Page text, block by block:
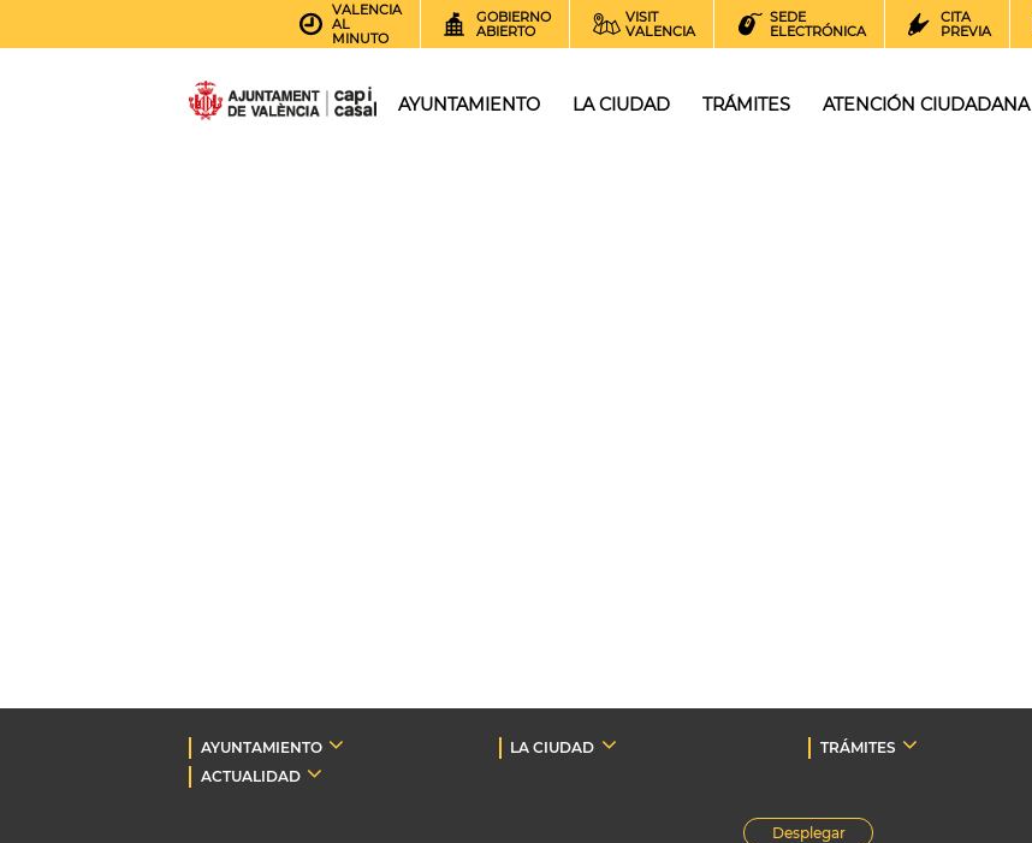
VALENCIA
AL
MINUTO
GOBIERNO
ABIERTO
VISIT
VALENCIA
SEDE
ELECTRÓNICA
CITA
PREVIA
AYUNTAMIENTO LA CIUDAD TRÁMITES ATENCIÓN CIUDADANA
AYUNTAMIENTO LA CIUDAD TRÁMITES
ACTUALIDAD
Desplegar